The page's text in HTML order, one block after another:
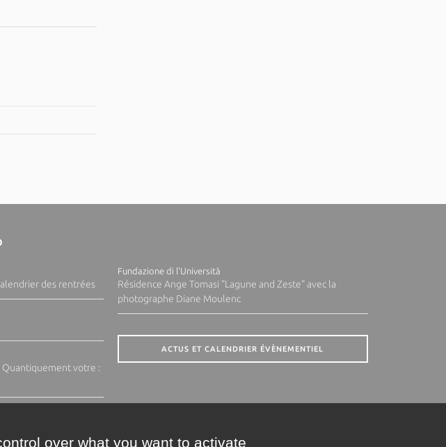
des rentrées
Quantiquement votre :
Fundazione di l'Università
Résidence Ange Tomasi "Lagune and Zeste" avec la
photographe Diane Moulenc
ACTUS ET CALENDRIER ÉVÈNEMENTIEL
over what you want to activate